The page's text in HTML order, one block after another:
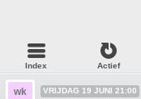
Index Actief
wk VRIJDAG 19 JUNI 21:00